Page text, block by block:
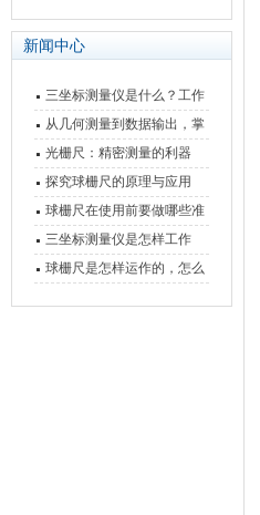
新闻中心
三坐标测量仪是什么？工作
原理、分类与核心功能一次
讲清
从几何测量到数据输出，掌
握万濠影像测量仪的六大核
心能力
光栅尺：精密测量的利器
探究球栅尺的原理与应用
球栅尺在使用前要做哪些准
备工作？
三坐标测量仪是怎样工作
的，功能有什么优势？
球栅尺是怎样运作的，怎么